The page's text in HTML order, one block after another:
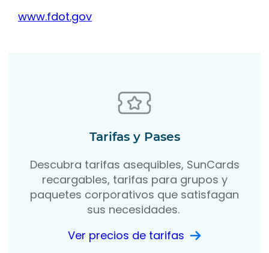
www.fdot.gov
Tarifas y Pases
Descubra tarifas asequibles, SunCards
recargables, tarifas para grupos y
paquetes corporativos que satisfagan
sus necesidades.
Ver precios de tarifas